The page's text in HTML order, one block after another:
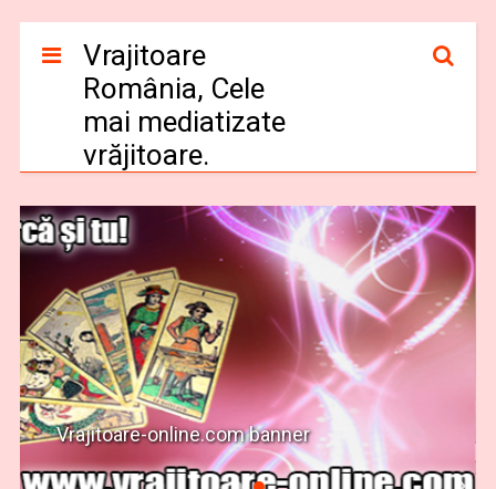
Vrajitoare
România, Cele
mai mediatizate
vrăjitoare.
Vrajitoare-online.com banner